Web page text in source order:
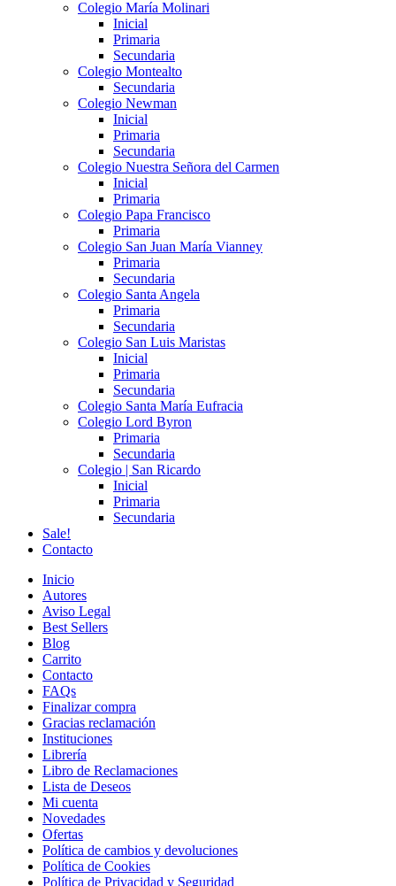
Colegio María Molinari
Inicial
Primaria
Secundaria
Colegio Montealto
Secundaria
Colegio Newman
Inicial
Primaria
Secundaria
Colegio Nuestra Señora del Carmen
Inicial
Primaria
Colegio Papa Francisco
Primaria
Colegio San Juan María Vianney
Primaria
Secundaria
Colegio Santa Angela
Primaria
Secundaria
Colegio San Luis Maristas
Inicial
Primaria
Secundaria
Colegio Santa María Eufracia
Colegio Lord Byron
Primaria
Secundaria
Colegio | San Ricardo
Inicial
Primaria
Secundaria
Sale!
Contacto
Inicio
Autores
Aviso Legal
Best Sellers
Blog
Carrito
Contacto
FAQs
Finalizar compra
Gracias reclamación
Instituciones
Librería
Libro de Reclamaciones
Lista de Deseos
Mi cuenta
Novedades
Ofertas
Política de cambios y devoluciones
Política de Cookies
Política de Privacidad y Seguridad